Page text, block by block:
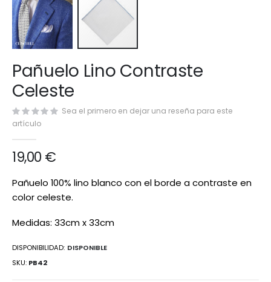
al
comienzo
de
la
galería
imágenes
Pañuelo Lino Contraste
Celeste
Sea el primero en dejar una reseña para este
artículo
19,00 €
Pañuelo 100% lino blanco con el borde a contraste en
color celeste.
Medidas: 33cm x 33cm
DISPONIBILIDAD: DISPONIBLE
SKU PB42